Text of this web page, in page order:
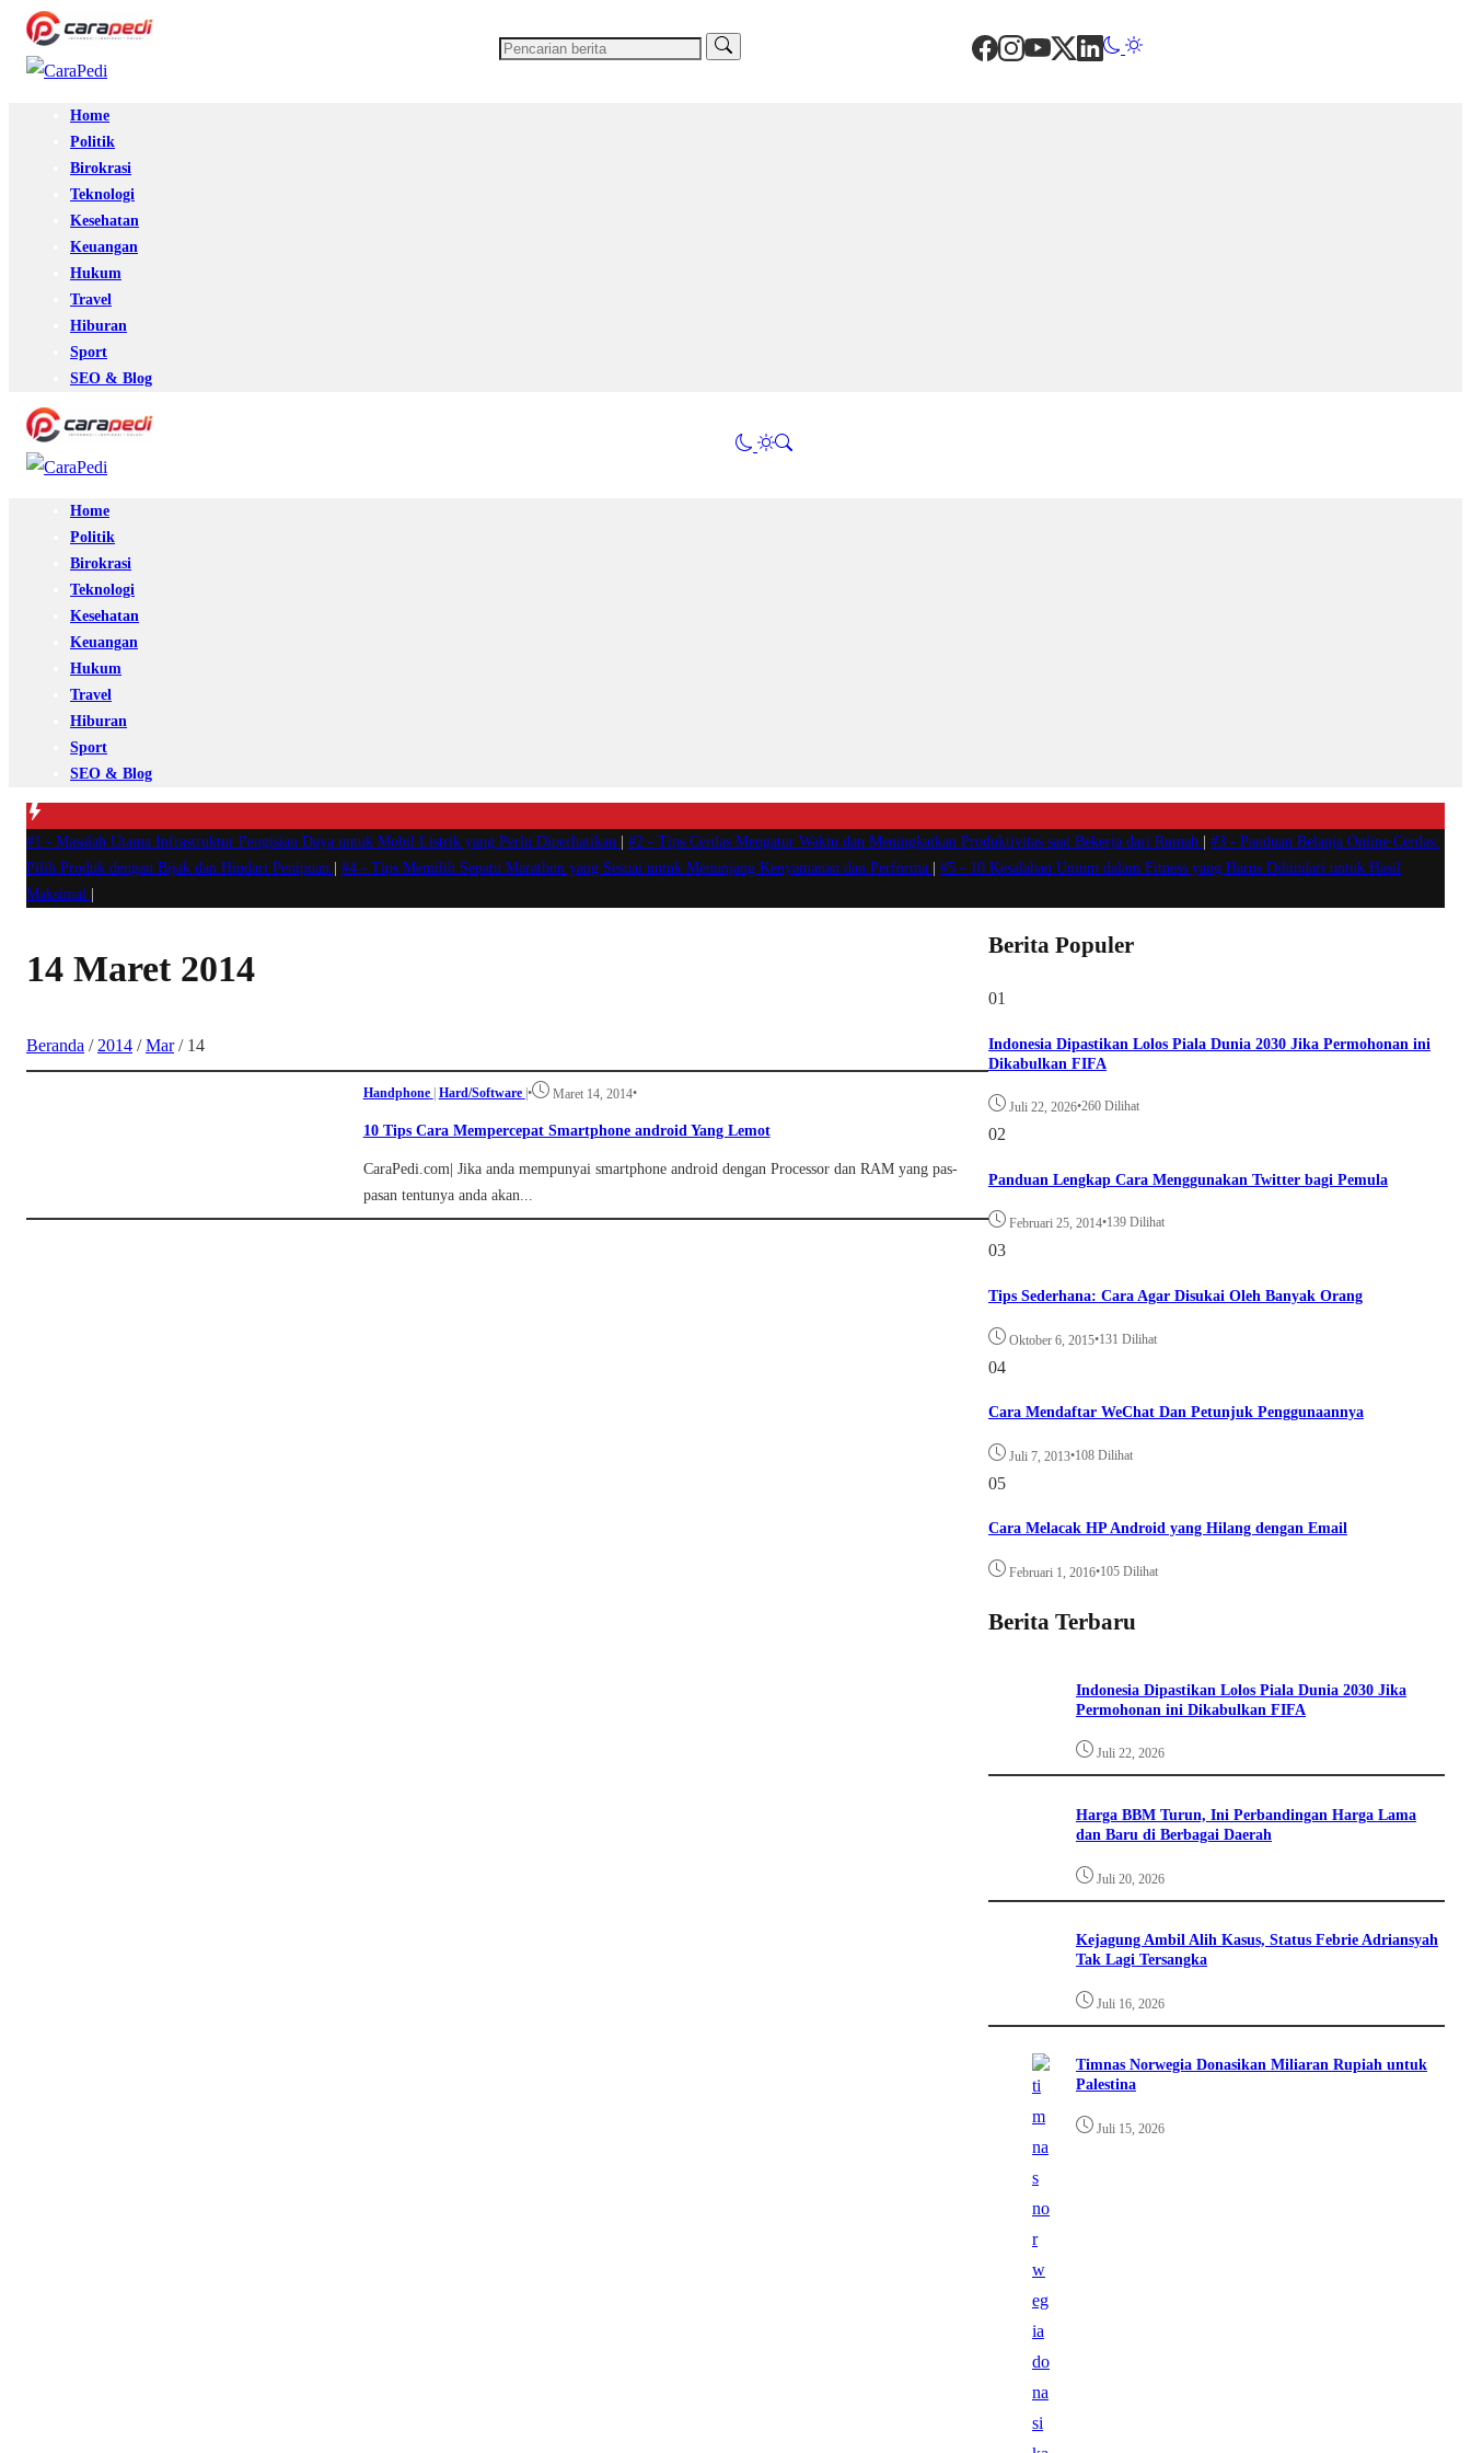
Home
Politik
Birokrasi
Teknologi
Kesehatan
Keuangan
Hukum
Travel
Hiburan
Sport
SEO & Blog
Home
Politik
Birokrasi
Teknologi
Kesehatan
Keuangan
Hukum
Travel
Hiburan
Sport
SEO & Blog
#1 - Masalah Utama Infrastruktur Pengisian Daya untuk Mobil Listrik yang Perlu Diperhatikan #2 - Tips Cerdas Mengatur Waktu dan Meningkatkan Produktivitas saat Bekerja dari Rumah #3 - Panduan Belanja Online Cerdas:
Pilih Produk dengan Bijak dan Hindari Penipuan
#4 - Tips Memilih Sepatu Marathon yang Sesuai untuk Menunjang Kenyamanan dan Performa #5 - 10 Kesalahan Umum dalam Fitness yang Harus Dihindari untuk Hasil
Maksimal
14 Maret 2014
Beranda / 2014 /Mar / 14
Handphone Hard/Software • Maret 14, 2014•
10 Tips Cara Mempercepat Smartphone android Yang Lemot
CaraPedi.com| Jika anda mempunyai smartphone android dengan Processor dan RAM yang pas-
pasan tentunya anda akan...
Berita Populer
01
Indonesia Dipastikan Lolos Piala Dunia 2030 Jika Permohonan ini
Dikabulkan FIFA
Juli 22, 2026•260 Dilihat
02
Panduan Lengkap Cara Menggunakan Twitter bagi Pemula
Februari 25, 2014•139 Dilihat
03
Tips Sederhana: Cara Agar Disukai Oleh Banyak Orang
Oktober 6, 2015•131 Dilihat
04
Cara Mendaftar WeChat Dan Petunjuk Penggunaannya
Juli 7, 2013•108 Dilihat
05
Cara Melacak HP Android yang Hilang dengan Email
Februari 1, 2016•105 Dilihat
Berita Terbaru
Indonesia Dipastikan Lolos Piala Dunia 2030 Jika
Permohonan ini Dikabulkan FIFA
Juli 22, 2026
Harga BBM Turun, Ini Perbandingan Harga Lama
dan Baru di Berbagai Daerah
Juli 20, 2026
Kejagung Ambil Alih Kasus, Status Febrie Adriansyah
Tak Lagi Tersangka
Juli 16, 2026
Timnas Norwegia Donasikan Miliaran Rupiah untuk
Palestina
Juli 15, 2026